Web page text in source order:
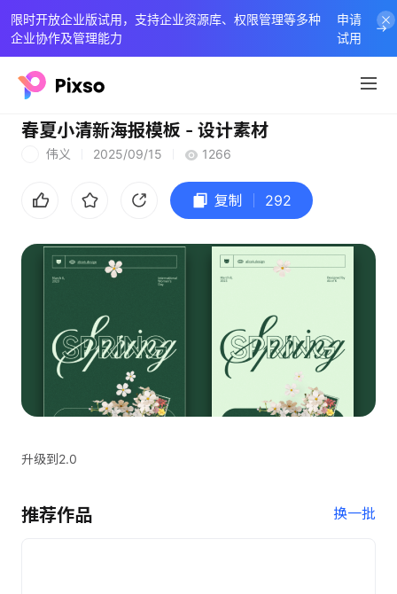
限时开放企业版试用，支持企业资源库、权限管理等多种
企业协作及管理能力
申请
试用
春夏小清新海报模板 - 设计素材
伟义 2025/09/15 1266
复制 292
升级到2.0
推荐作品 换一批